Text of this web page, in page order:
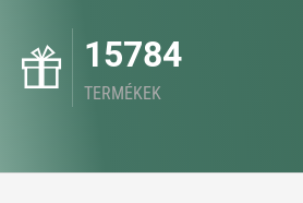
15784
TERMÉKEK